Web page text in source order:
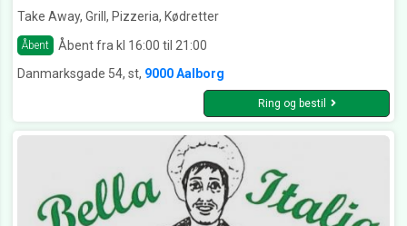
Take Away, Grill, Pizzeria, Kødretter
Åbent
Åbent fra kl 16:00 til 21:00
Danmarksgade 54, st, 9000 Aalborg
Ring og bestil